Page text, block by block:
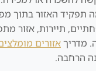
תפקיד האזור בתוך
תיירות, אזור
מדריךאזורים
הרחבה.